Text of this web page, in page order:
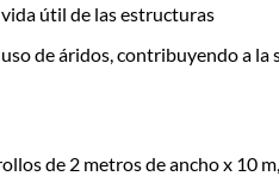
útil de las estructuras
de áridos, contribuyendo a
de 2 metros de ancho x 10